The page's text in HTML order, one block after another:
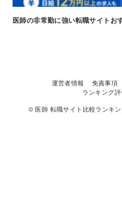
医師の非常勤に強い転職サイトお
運営者情報 免責事項
ランキング
© 医師 転職サイト比較ランキ